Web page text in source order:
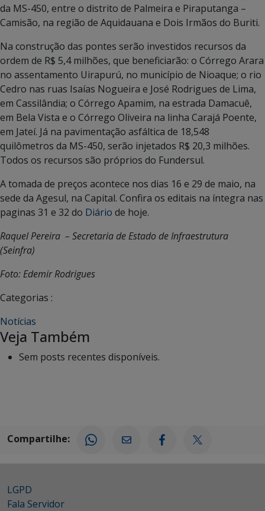
da MS-450, entre o distrito de Palmeira e Piraputanga –
Camisão, na região de Aquidauana e Dois Irmãos do Buriti.
Na construção das pontes serão investidos recursos da
ordem de R$ 5,4 milhões, que beneficiarão: o Córrego Arara
no assentamento Uirapurú, no município de Nioaque; o rio
Cedro nas ruas Isaías Nogueira e José Rodrigues de Lima,
em Cassilândia; o Córrego Apamim, na estrada Damacuê,
em Bela Vista e o Córrego Oliveira na linha Carajá Poente,
em Jateí. Já na pavimentação asfáltica de 18,548
quilômetros da MS-450, serão injetados R$ 20,3 milhões.
Todos os recursos são próprios do Fundersul.
A tomada de preços acontece nos dias 16 e 29 de maio, na
sede da Agesul, na Capital. Confira os editais na íntegra nas
paginas 31 e 32 do Diário de hoje.
Raquel Pereira – Secretaria de Estado de Infraestrutura
(Seinfra)
Foto: Edemir Rodrigues
Categorias :
Notícias
Veja Também
Sem posts recentes disponíveis.
Compartilhe:
LGPD
Fala Servidor